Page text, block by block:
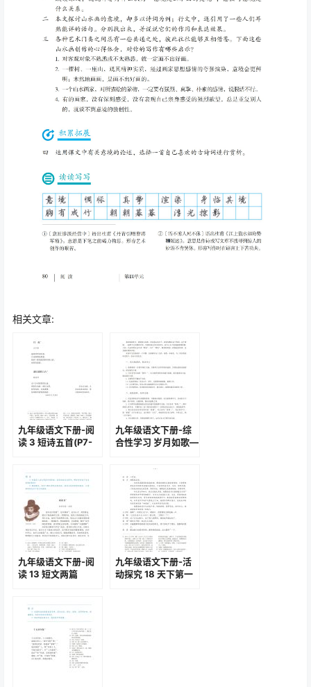
相关文章:
九年级语文下册-阅
读 3 短诗五首(P7-
九年级语文下册-综
合性学习 岁月如歌—
(P44-P46)
九年级语文下册-阅
读 13 短文两篇
九年级语文下册-活
动探究 18 天下第一